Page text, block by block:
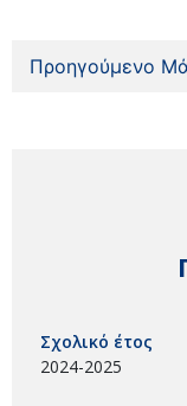
Προηγούμενο
Σχολικό έτος
2024-2025